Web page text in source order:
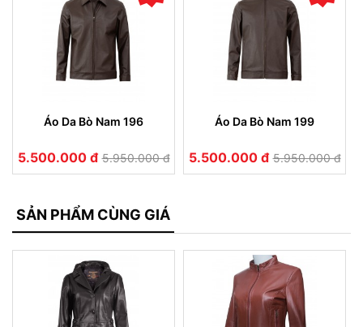
Áo Da Bò Nam 196
5.500.000 đ 5.950.000 đ
Áo Da Bò Nam 199
5.500.000 đ 5.950.000 đ
SẢN PHẨM CÙNG GIÁ